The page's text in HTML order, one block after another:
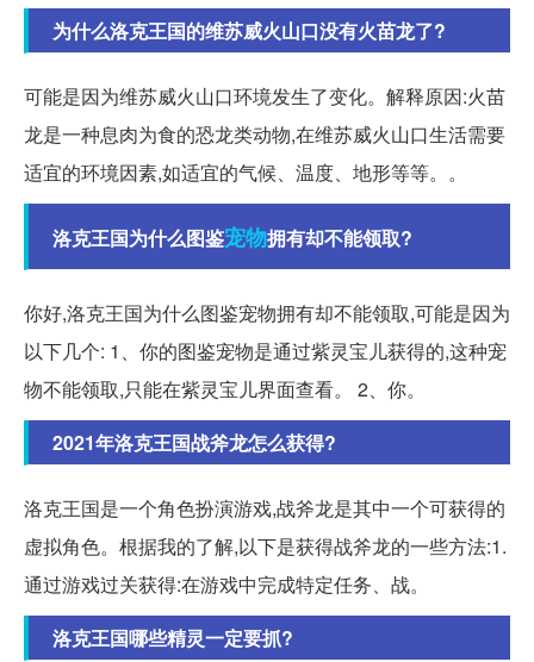
为什么洛克王国的维苏威火山口没有火苗龙了?
可能是因为维苏威火山口环境发生了变化。解释原因:火苗
龙是一种息肉为食的恐龙类动物,在维苏威火山口生活需要
适宜的环境因素,如适宜的气候、温度、地形等等。。
洛克王国为什么图鉴宠物拥有却不能领取?
你好,洛克王国为什么图鉴宠物拥有却不能领取,可能是因为
以下几个: 1、你的图鉴宠物是通过紫灵宝儿获得的,这种宠
物不能领取,只能在紫灵宝儿界面查看。 2、你。
2021年洛克王国战斧龙怎么获得?
洛克王国是一个角色扮演游戏,战斧龙是其中一个可获得的
虚拟角色。根据我的了解,以下是获得战斧龙的一些方法:1.
通过游戏过关获得:在游戏中完成特定任务、战。
洛克王国哪些精灵一定要抓?